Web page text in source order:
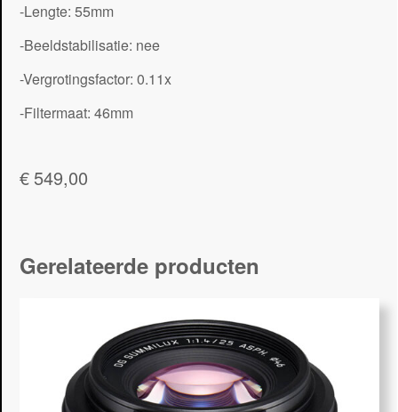
-Lengte: 55mm
-Beeldstabilisatie: nee
-Vergrotingsfactor: 0.11x
-Filtermaat: 46mm
€ 549,00
Gerelateerde producten